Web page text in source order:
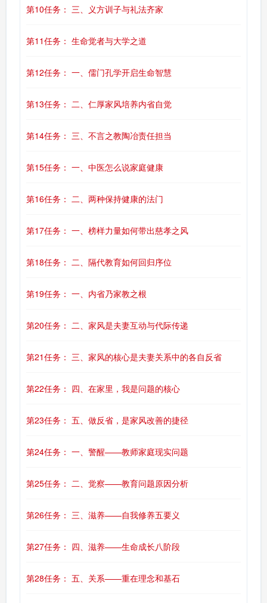
第10任务： 三、义方训子与礼法齐家
第11任务： 生命觉者与大学之道
第12任务： 一、儒门孔学开启生命智慧
第13任务： 二、仁厚家风培养内省自觉
第14任务： 三、不言之教陶冶责任担当
第15任务： 一、中医怎么说家庭健康
第16任务： 二、两种保持健康的法门
第17任务： 一、榜样力量如何带出慈孝之风
第18任务： 二、隔代教育如何回归序位
第19任务： 一、内省乃家教之根
第20任务： 二、家风是夫妻互动与代际传递
第21任务： 三、家风的核心是夫妻关系中的各自反省
第22任务： 四、在家里，我是问题的核心
第23任务： 五、做反省，是家风改善的捷径
第24任务： 一、警醒——教师家庭现实问题
第25任务： 二、觉察——教育问题原因分析
第26任务： 三、滋养——自我修养五要义
第27任务： 四、滋养——生命成长八阶段
第28任务： 五、关系——重在理念和基石